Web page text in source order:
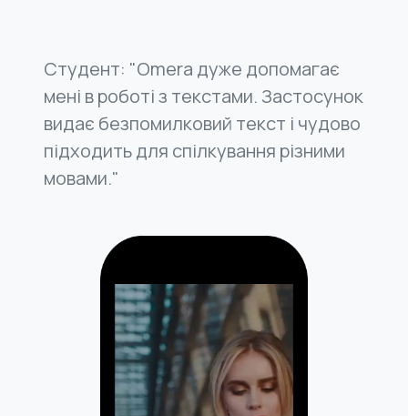
Студент: "Omera дуже допомагає
мені в роботі з текстами. Застосунок
видає безпомилковий текст і чудово
підходить для спілкування різними
мовами."